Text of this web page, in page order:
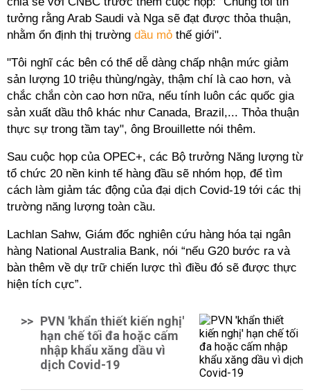
tưởng rằng Arab Saudi và Nga sẽ đạt được thỏa thuận,
nhằm ổn định thị trường dầu mỏ thế giới".
"Tôi nghĩ các bên có thể dễ dàng chấp nhận mức giảm
sản lượng 10 triệu thùng/ngày, thậm chí là cao hơn, và
chắc chắn còn cao hơn nữa, nếu tính luôn các quốc gia
sản xuất dầu thô khác như Canada, Brazil,... Thỏa thuận
thực sự trong tầm tay", ông Brouillette nói thêm.
Sau cuộc họp của OPEC+, các Bộ trưởng Năng lượng từ
tổ chức 20 nền kinh tế hàng đầu sẽ nhóm họp, để tìm
cách làm giảm tác động của đại dịch Covid-19 tới các thị
trường năng lượng toàn cầu.
Lachlan Sahw, Giám đốc nghiên cứu hàng hóa tại ngân
hàng National Australia Bank, nói “nếu G20 bước ra và
bàn thêm về dự trữ chiến lược thì điều đó sẽ được thực
hiện tích cực”.
>> PVN 'khẩn thiết kiến nghị'
hạn chế tối đa hoặc cấm
nhập khẩu xăng dầu vì
dịch Covid-19